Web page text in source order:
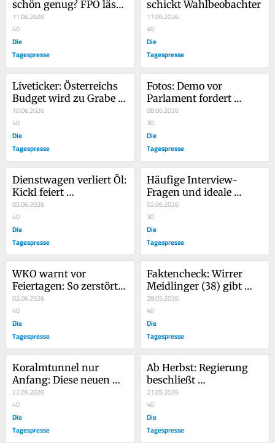
schön genug? FPÖ lässt
Volksfest-Werbung von
KI generieren
11.06.2026
40
Die
Tagespresse
schickt Wahlbeobachter
11.06.2026
40
Die
Tagespresse
Liveticker: Österreichs
Budget wird zu Grabe
getragen
10.06.2026
40
Die
Tagespresse
Fotos: Demo vor
Parlament fordert
Erhöhung der
Parteienförderung
08.06.2026
30
Die
Tagespresse
Dienstwagen verliert Öl:
Kickl feiert
unabsichtlich Pride
Month
05.06.2026
40
Die
Tagespresse
Häufige Interview-
Fragen und ideale
Antworten für Ihre
Bewerbung beim FPÖ-
Parlamentsklub
02.06.2026
30
Die
Tagespresse
WKO warnt vor
Feiertagen: So zerstört
Fronleichnam unsere
Wirtschaft
02.06.2026
40
Die
Tagespresse
Faktencheck: Wirrer
Meidlinger (38) gibt
Grünen Schuld am Tod
von Pilnacek. Hat er
recht?
28.05.2026
40
Die
Tagespresse
Koralmtunnel nur
Anfang: Diese neuen
Begriffe sollen künftig
an Dr. Jörg Haider
erinnern
22.05.2026
40
Die
Tagespresse
Ab Herbst: Regierung
beschließt
Vermögenssteuer für
Studierende
21.05.2026
40
Die
Tagespresse